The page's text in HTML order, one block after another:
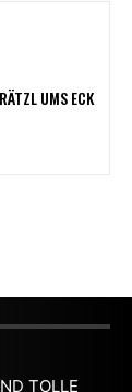
UMS ECK
TOLLE